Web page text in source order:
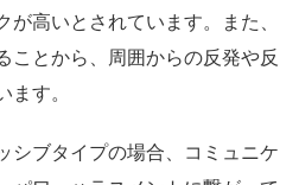
高いとされています。また、
ことから、周囲からの反発や反
す。
シブタイプの場合、コミュニケ